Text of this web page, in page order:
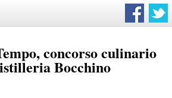
concorso culinario
Bocchino